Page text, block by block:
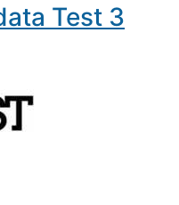
Test 3